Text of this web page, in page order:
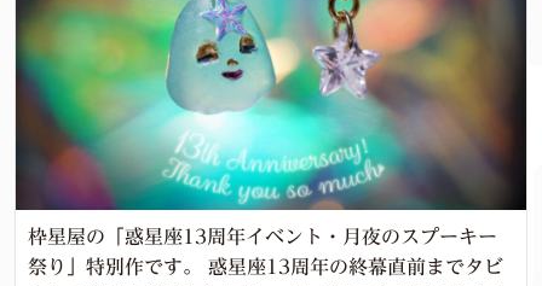
枠星屋の「惑星座13周年イベント・月夜のスプーキー
祭り」特別作です。 惑星座13周年の終幕直前までタビ